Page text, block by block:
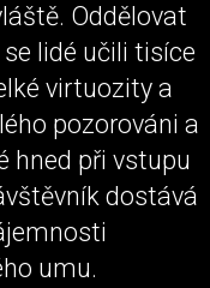
Oddělovat
lidé učili tisíce
virtuozity a
pozorováni a
hned při vstupu
dostává
umu.